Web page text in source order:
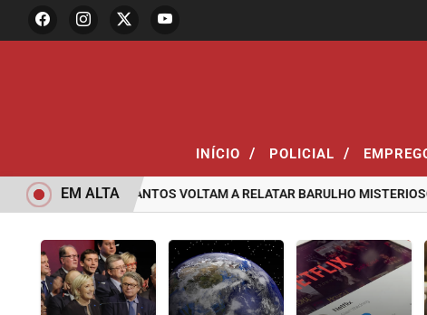
INÍCIO / POLICIAL /
DE SANTOS VOLTAM A RELATAR BARULHO MISTERIOSO
EM ALTA